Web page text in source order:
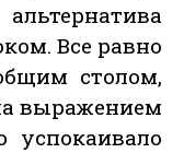
Все равно
столом,
выражением
успокаивало